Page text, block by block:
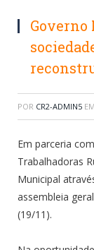
POR CR2-ADMIN5 EM
Em parceria
Trabalhadoras
Municipal
assembleia
(19/11).